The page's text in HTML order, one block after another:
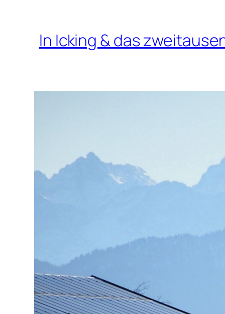
In Icking & das